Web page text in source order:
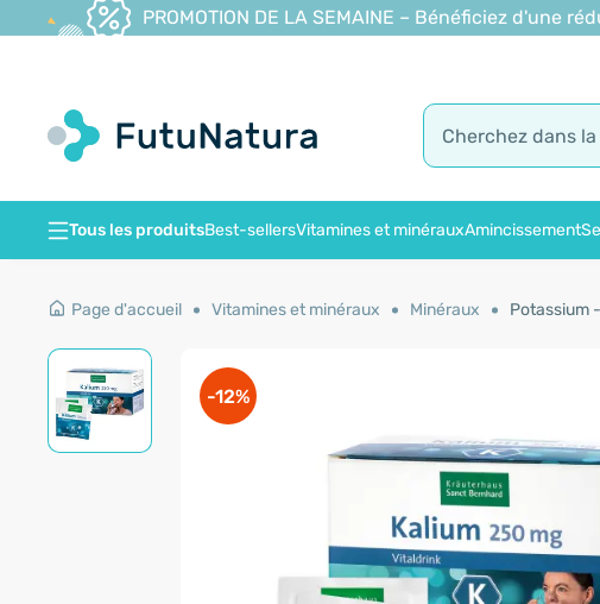
PROMOTION DE LA SEMAINE – Bénéficiez d'une
Tous les produitsBest-sellersVitamines et minérauxAmincissement
Page d'accueil Vitamines et minéraux Minéraux Potassium
-12%